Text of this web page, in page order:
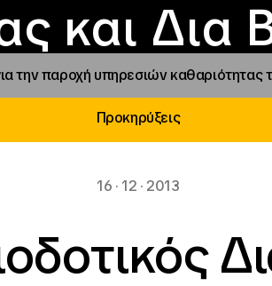
και Δια
Το ΙΝΕΔΙΒΙΜ
και
Νέα
Επικοινωνία
την παροχή υπηρεσιών καθαριότητας
Προκηρύξεις
16 · 12 · 2013